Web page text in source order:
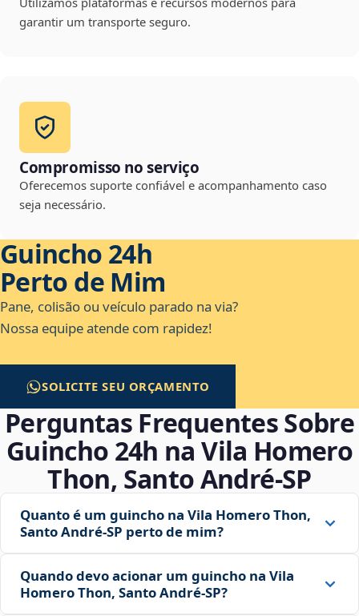
garantir um transporte seguro.
Compromisso no serviço
Oferecemos suporte confiável e acompanhamento caso
seja necessário.
Guincho 24h
Perto de Mim
Pane, colisão ou veículo parado na via?
Nossa equipe atende com rapidez!
SOLICITE SEU ORÇAMENTO
Perguntas Frequentes Sobre
Guincho 24h na Vila Homero
Thon, Santo André‑SP
Quanto é um guincho na Vila Homero Thon,
Santo André‑SP perto de mim?
Quando devo acionar um guincho na Vila
Homero Thon, Santo André‑SP?